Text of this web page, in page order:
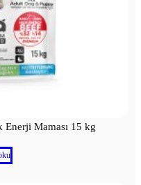
Enerji Maması 15 kg